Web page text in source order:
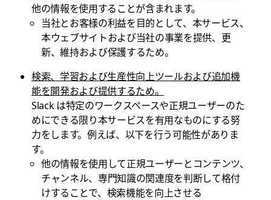
他の情報を使用することが含まれます。
当社とお客様の利益を目的として、本サービス、
本ウェブサイトおよび当社の事業を提供、更
新、維持および保護するため。
検索、学習および生産性向上ツールおよび追加機
能を開発および提供するため。
Slack は特定のワークスペースや正規ユーザーのた
めにできる限り本サービスを有用なものにする努
力をします。例えば、以下を行う可能性がありま
す。
他の情報を使用して正規ユーザーとコンテンツ、
チャンネル、専門知識の関連度を判断して格付
けすることで、検索機能を向上させる